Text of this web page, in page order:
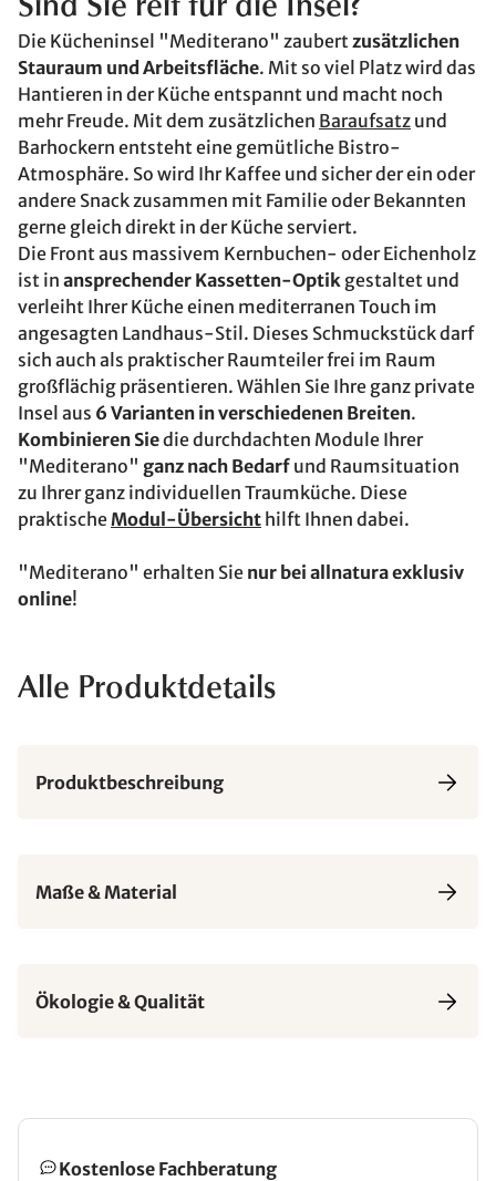
Sind Sie reif für die Insel?
Die Kücheninsel "Mediterano" zaubertzusätzlichen
Stauraum und Arbeitsfläche. Mit so viel Platz wird das
Hantieren in der Küche entspannt und macht noch
mehr Freude. Mit dem zusätzlichen Baraufsatz und
Barhockern entsteht eine gemütliche Bistro-
Atmosphäre. So wird Ihr Kaffee und sicher der ein oder
andere Snack zusammen mit Familie oder Bekannten
gerne gleich direkt in der Küche serviert.
Die Front aus massivem Kernbuchen- oder Eichenholz
ist in ansprechender Kassetten-Optik gestaltet und
verleiht Ihrer Küche einen mediterranen Touch im
angesagten Landhaus-Stil. Dieses Schmuckstück darf
sich auch als praktischer Raumteiler frei im Raum
großflächig präsentieren. Wählen Sie Ihre ganz private
Insel aus 6 Varianten in verschiedenen Breiten.
Kombinieren Siedie durchdachten Module Ihrer
"Mediterano" ganz nach Bedarf und Raumsituation
zu Ihrer ganz individuellen Traumküche. Diese
praktischeModul-Übersicht hilft Ihnen dabei.
"Mediterano" erhalten Sie nur bei allnatura exklusiv
online!
Alle Produktdetails
Produktbeschreibung
Maße & Material
Ökologie & Qualität
Kostenlose Fachberatung